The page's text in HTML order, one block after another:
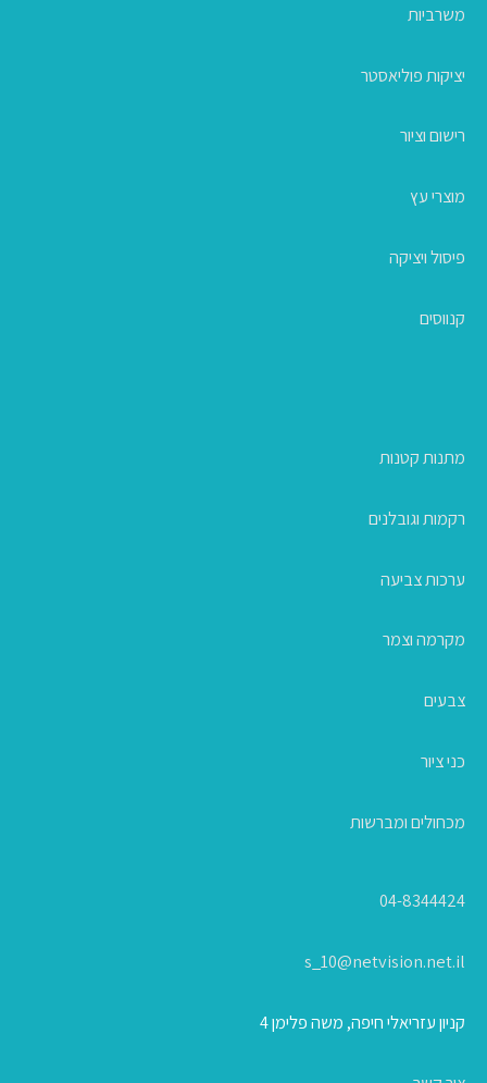
משרביות
יציקות פוליאסטר
רישום וציור
מוצרי עץ
פיסול ויציקה
קנווסים
מתנות קטנות
רקמות וגובלנים
ערכות צביעה
מקרמה וצמר
צבעים
כני ציור
מכחולים ומברשות
04-8344424
s_10@netvision.net.il
קניון עזריאלי חיפה, משה פלימן 4